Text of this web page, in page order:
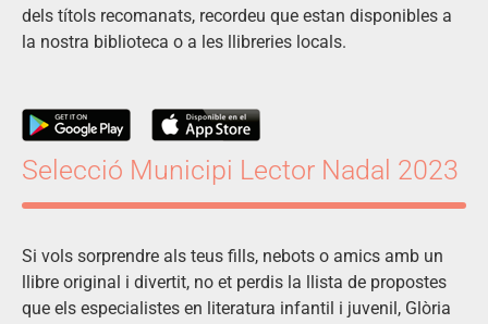
dels títols recomanats, recordeu que estan disponibles a
la nostra biblioteca o a les llibreries locals.
Selecció Municipi Lector Nadal 2023
Si vols sorprendre als teus fills, nebots o amics amb un
llibre original i divertit, no et perdis la llista de propostes
que els especialistes en literatura infantil i juvenil, Glòria